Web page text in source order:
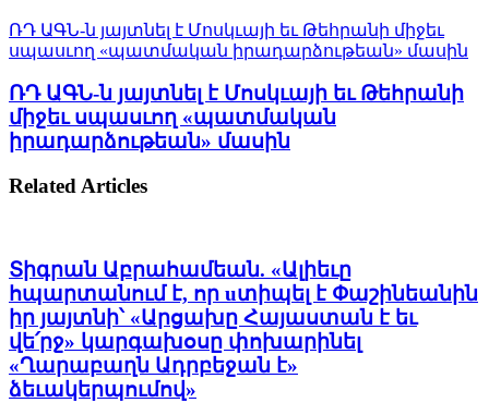
ՌԴ ԱԳՆ-ն յայտնել է Մոսկւայի եւ Թեհրանի միջեւ
սպասւող «պատմական իրադարձութեան» մասին
ՌԴ ԱԳՆ-ն յայտնել է Մոսկւայի եւ Թեհրանի
միջեւ սպասւող «պատմական
իրադարձութեան» մասին
Related Articles
Տիգրան Աբրահամեան. «Ալիեւը
հպարտանում է, որ uտիպել է Փաշինեանին
իր յայտնի՝ «Արցախը Հայաստան է եւ
վե՛րջ» կարգախօսը փոխարինել
«Ղարաբաղն Ադրբեջան է»
ձեւակերպումով»